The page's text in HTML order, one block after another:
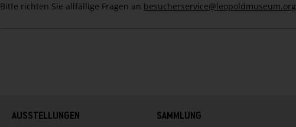
Bitte richten Sie allfällige Fragen an besucherservice@leopoldmuseum.org
AUSSTELLUNGEN SAMMLUNG